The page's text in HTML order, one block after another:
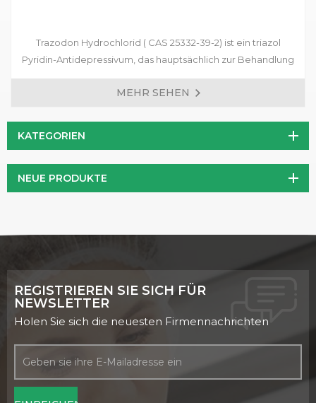
Trazodon Hydrochlorid ( CAS 25332-39-2) ist ein triazol
Pyridin-Antidepressivum, das hauptsächlich zur Behandlung
verschiedener Arten von Depressionen, Angststörungen
verwendet wird, begleitet von depressionen Symptomen,
MEHR SEHEN
KATEGORIEN
NEUE PRODUKTE
REGISTRIEREN SIE SICH FÜR
NEWSLETTER
Holen Sie sich die neuesten Firmennachrichten